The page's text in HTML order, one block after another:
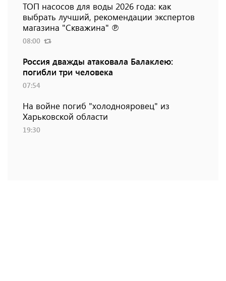
ТОП насосов для воды 2026 года: как
выбрать лучший, рекомендации экспертов
магазина "Скважина" ℗
08:00
Россия дважды атаковала Балаклею:
погибли три человека
07:54
На войне погиб "холоднояровец" из
Харьковской области
19:30